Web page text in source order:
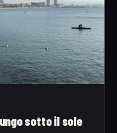
sotto il sole